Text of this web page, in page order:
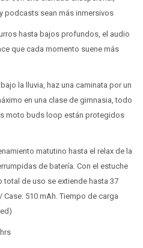
podcasts sean más inmersivos
hasta bajos profundos, el audio
que cada momento suene más
la lluvia, haz una caminata por un
en una clase de gimnasia, todo
moto buds loop están protegidos
matutino hasta el relax de la
de batería. Con el estuche
de uso se extiende hasta 37
Case: 510 mAh. Tiempo de carga